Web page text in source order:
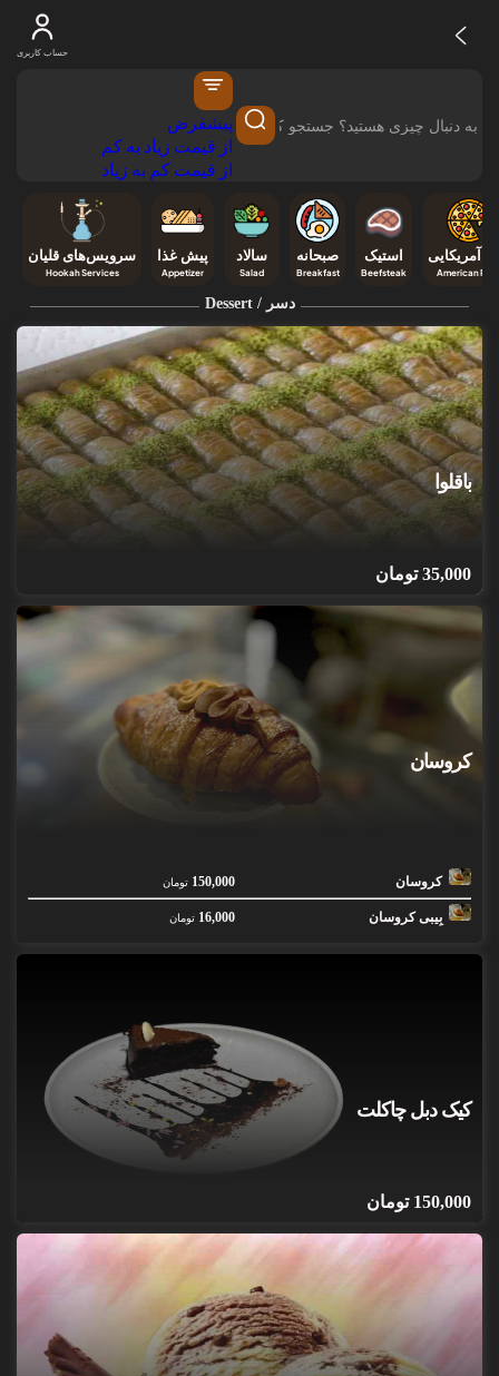
حساب کاربری
پیشفرض
از قیمت زیاد به کم
از قیمت کم به زیاد
آمریکایی
American
استیک
Beefsteak
صبحانه
Breakfast
سالاد
Salad
پیش غذا
Appetizer
سرویس‌های قلیان
Hookah Services
دسر / Dessert
باقلوا
35,000 تومان
کروسان
کروسان 150,000 تومان
بِیبی کروسان 16,000 تومان
کیک دبل چاکلت
150,000 تومان